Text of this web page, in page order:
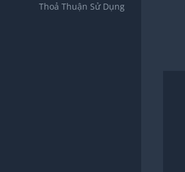
Thoả Thuận Sử Dụng